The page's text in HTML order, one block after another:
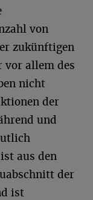
von
zukünftigen
vor allem des
nicht
der
und
aus den
der
ist